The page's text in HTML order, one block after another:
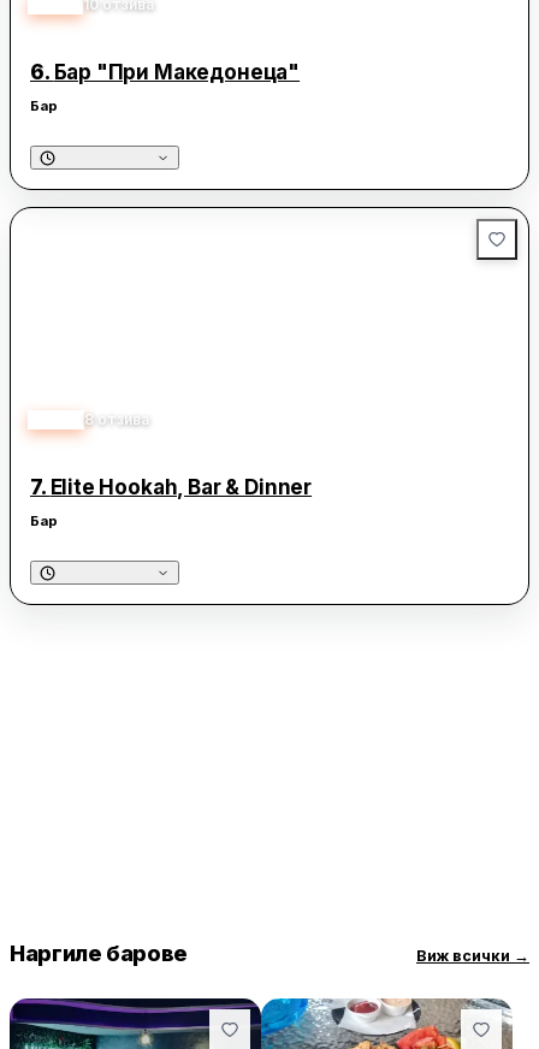
10 отзива
6. Бар "При Македонеца"
Бар
8 отзива
7. Elite Hookah, Bar & Dinner
Бар
Наргиле барове Виж всички →